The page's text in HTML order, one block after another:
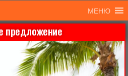
МЕНЮ
предложение